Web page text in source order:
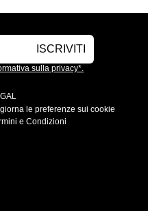
ISCRIVITI
sulla privacy*.
le preferenze sui cookie
e Condizioni